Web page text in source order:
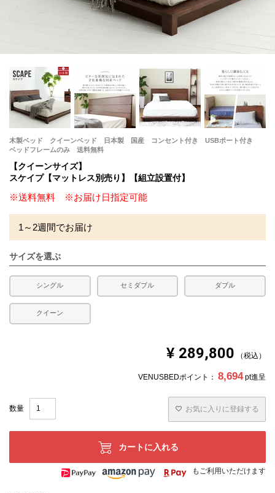
木製ベッド クイーンベッド 日本製 国産 コンセント付き USBポート付き
ベッドフレームのみ 送料無料
【クイーンサイズ】
スケイプ【マットレス別売り】【組立設置付】
※送料無料 ※お届け日指定可能
1～2週間でお届け
サイズを選ぶ
シングル セミダブル ダブル
クイーン
¥ 289,800 税込
VENUSBEDポイント： 8,694 pt進呈
お気に入りに登録する
カートに入れる
もご利用いただけます